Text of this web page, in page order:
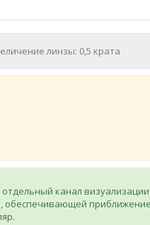
линзы: 0,5 крата
канал